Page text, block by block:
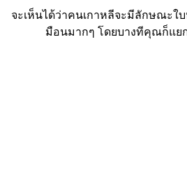
จะเห็นได้ว่าคนเกาหลีจะมีลักษณะ
มือนมากๆ โดยบางทีคุณก็แย